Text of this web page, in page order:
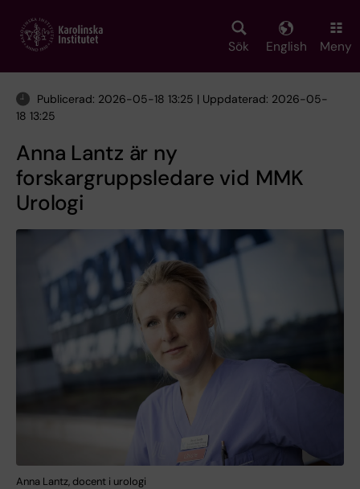
main
Sök English Meny
Publicerad: 2026-05-18 13:25 | Uppdaterad: 2026-05-
18 13:25
Anna Lantz är ny
forskargruppsledare vid MMK
Urologi
Anna Lantz, docent i urologi